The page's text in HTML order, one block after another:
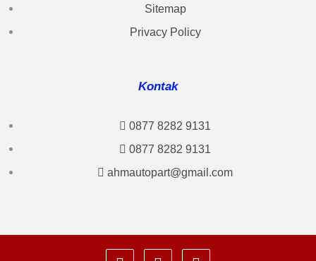
Sitemap
Privacy Policy
Kontak
0877 8282 9131
0877 8282 9131
ahmautopart@gmail.com